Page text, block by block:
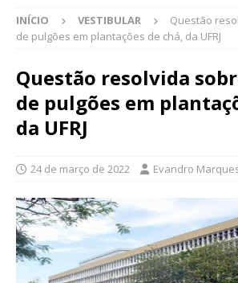
INÍCIO VESTIBULAR
Questão
de pulgões em plantações de chá, da UFRJ
Questão resolvida
de pulgões em
da UFRJ
24 de março de 2022 Evandro